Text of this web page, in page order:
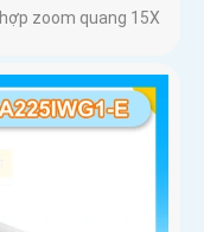
zoom quang 15X